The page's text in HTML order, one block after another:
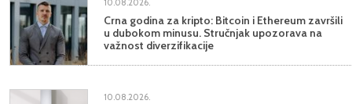
Crna godina za kripto: Bitcoin i Ethereum završili
u dubokom minusu. Stručnjak upozorava na
važnost diverzifikacije
10.08.2026.